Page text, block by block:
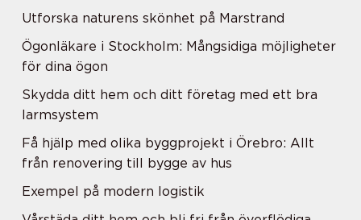
Utforska naturens skönhet på Marstrand
Ögonläkare i Stockholm: Mångsidiga möjligheter
för dina ögon
Skydda ditt hem och ditt företag med ett bra
larmsystem
Få hjälp med olika byggprojekt i Örebro: Allt
från renovering till bygge av hus
Exempel på modern logistik